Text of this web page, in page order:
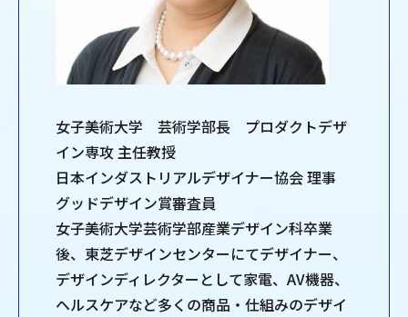
女子美術大学 芸術学部長 プロダクトデザ
イン専攻 主任教授
日本インダストリアルデザイナー協会 理事
グッドデザイン賞審査員
女子美術大学芸術学部産業デザイン科卒業
後、東芝デザインセンターにてデザイナー、
デザインディレクターとして家電、AV機器、
ヘルスケアなど多くの商品・仕組みのデザイ